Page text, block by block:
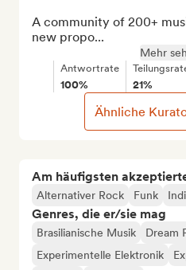
Am häufigsten
Alternativer Rock Funk
Genres, die er/sie mag
Brasilianische Musik
Dream
Experimentelle Elektronik
A community of 200+
new propo...
Mehr
Antwortrate
100% 21%
Ähnliche